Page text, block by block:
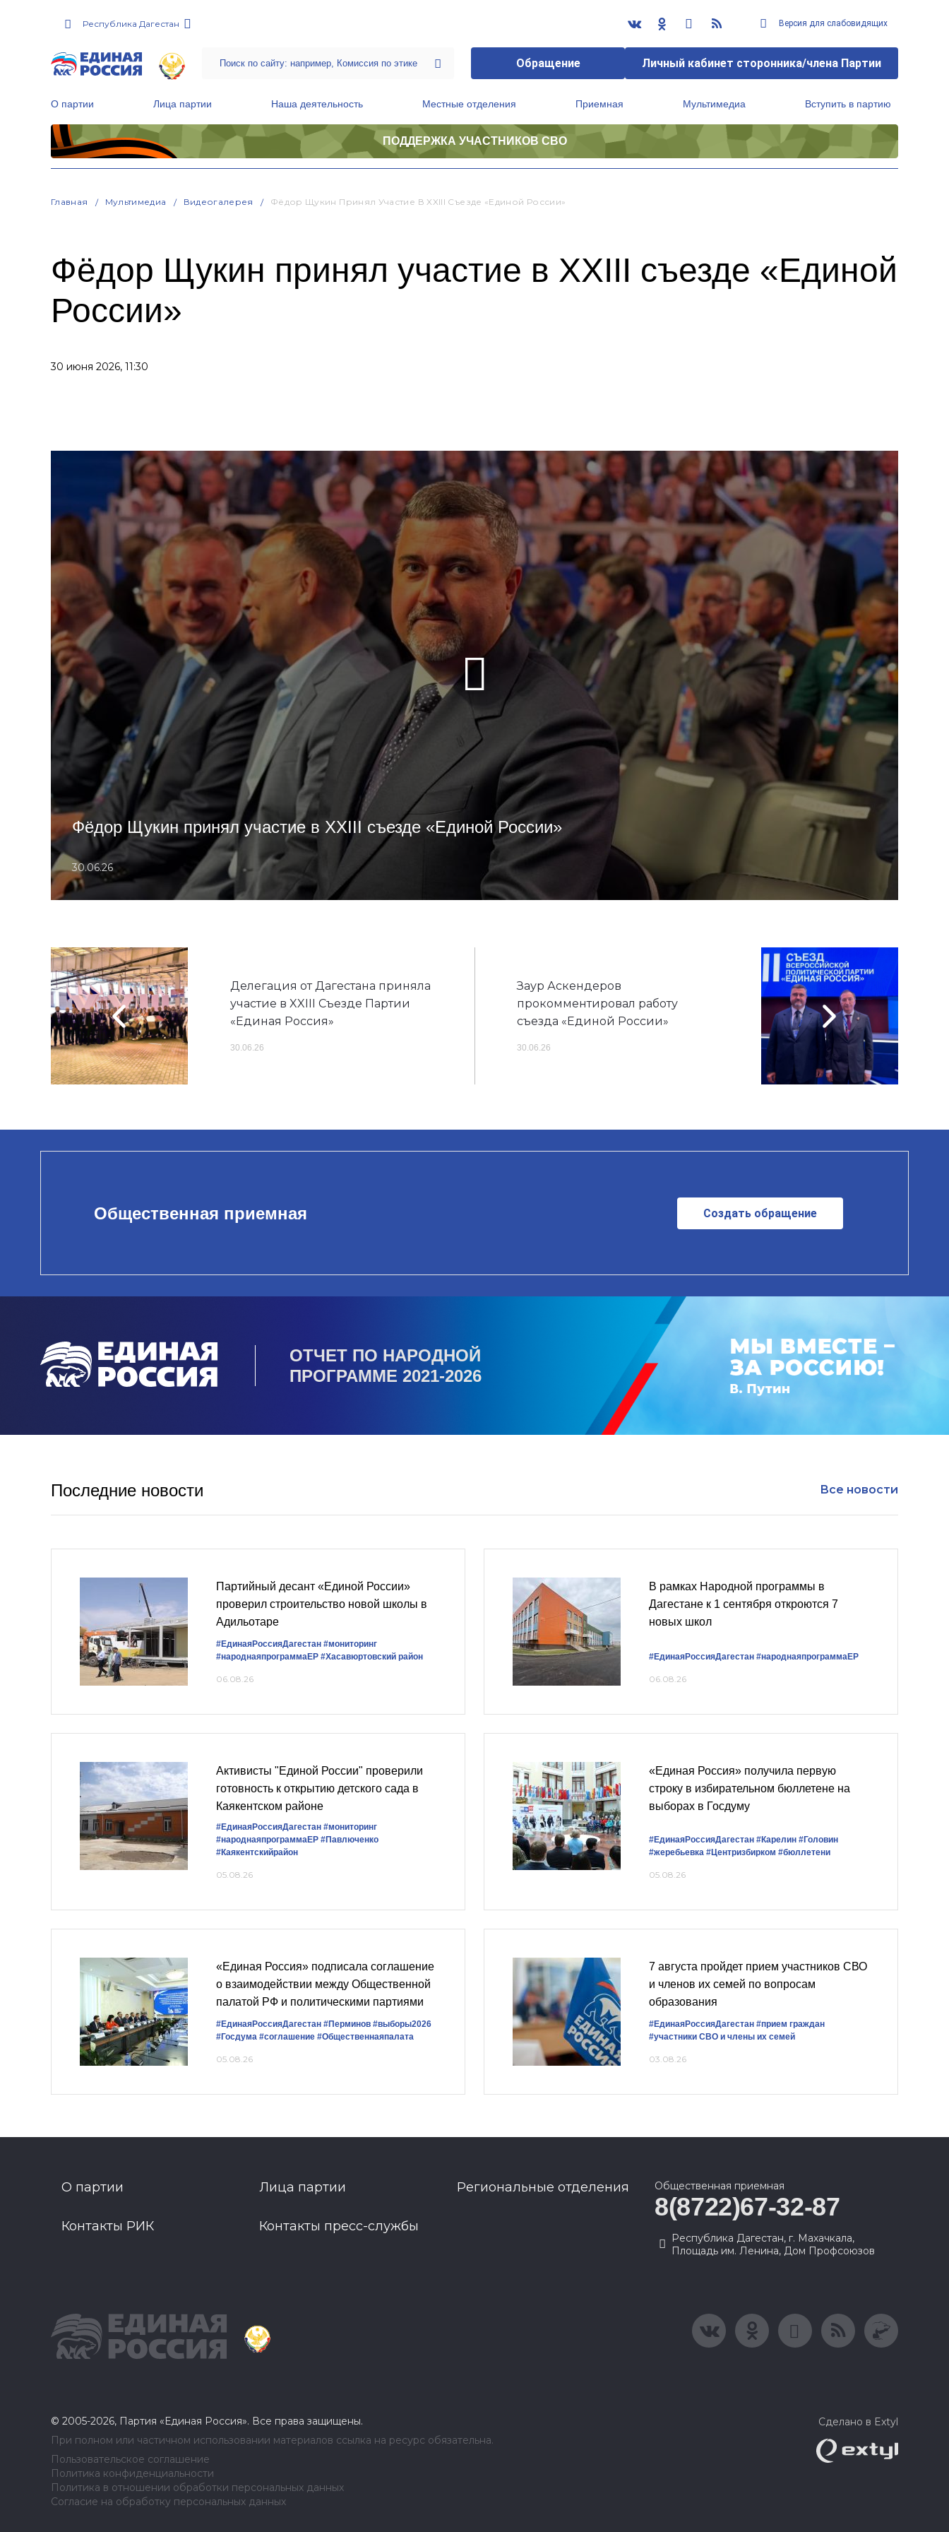
Республика Дагестан Версия для слабовидящих
Обращение Личный кабинет сторонника/члена Партии
О партии Лица партии Наша деятельность Местные отделения Приемная Мультимедиа Вступить в партию
ПОДДЕРЖКА УЧАСТНИКОВ СВО
Главная Мультимедиа Видеогалерея Фёдор Щукин Принял Участие В XXIII Съезде «Единой России»
Фёдор Щукин принял участие в XXIII съезде «Единой
России»
30 июня 2026, 11:30
Фёдор Щукин принял участие в XXIII съезде «Единой России»
30.06.26
Делегация от Дагестана приняла
участие в XXIII Съезде Партии
«Единая Россия»
30.06.26
Заур Аскендеров
прокомментировал работу
съезда «Единой России»
30.06.26
Общественная приемная Создать обращение
ОТЧЕТ ПО НАРОДНОЙ
ПРОГРАММЕ 2021-2026
Последние новости Все новости
Партийный десант «Единой России»
проверил строительство новой школы в
Адильотаре
#ЕдинаяРоссияДагестан #мониторинг
#народнаяпрограммаЕР #Хасавюртовский район
06.08.26
В рамках Народной программы в
Дагестане к 1 сентября откроются 7
новых школ
#ЕдинаяРоссияДагестан #народнаяпрограммаЕР
06.08.26
Активисты "Единой России" проверили
готовность к открытию детского сада в
Каякентском районе
#ЕдинаяРоссияДагестан #мониторинг
#народнаяпрограммаЕР #Павлюченко
#Каякентскийрайон
05.08.26
«Единая Россия» получила первую
строку в избирательном бюллетене на
выборах в Госдуму
#ЕдинаяРоссияДагестан #Карелин #Головин
#жеребьевка #Центризбирком #бюллетени
05.08.26
«Единая Россия» подписала соглашение
о взаимодействии между Общественной
палатой РФ и политическими партиями
#ЕдинаяРоссияДагестан #Перминов #выборы2026
#Госдума #соглашение #Общественнаяпалата
05.08.26
7 августа пройдет прием участников СВО
и членов их семей по вопросам
образования
#ЕдинаяРоссияДагестан #прием граждан
#участники СВО и члены их семей
03.08.26
О партии Лица партии Региональные отделения
Контакты РИК Контакты пресс-службы
Общественная приемная
8(8722)67-32-87
Республика Дагестан, г. Махачкала,
Площадь им. Ленина, Дом Профсоюзов
© 2005-2026, Партия «Единая Россия». Все права защищены.
При полном или частичном использовании материалов ссылка на ресурс обязательна.
Пользовательское соглашение
Политика конфиденциальности
Политика в отношении обработки персональных данных
Согласие на обработку персональных данных
Сделано в Extyl